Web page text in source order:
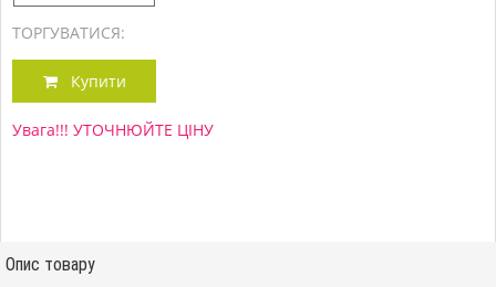
ТОРГУВАТИСЯ:
Купити
Увага!!! УТОЧНЮЙТЕ ЦІНУ
Опис товару